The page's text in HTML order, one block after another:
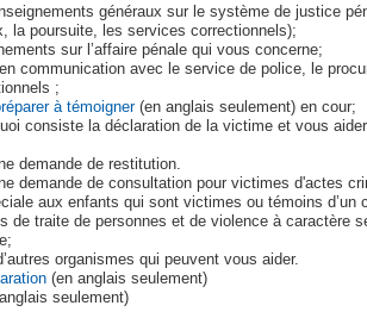
généraux sur le système de justice
la poursuite, les services correctionnels);
sur l’affaire pénale qui vous concerne;
communication avec le service de police, le
;
à témoigner(en anglais seulement) en cour;
consiste la déclaration de la victime et vous
demande de restitution.
demande de consultation pour victimes d'actes
aux enfants qui sont victimes ou témoins d’un
de traite de personnes et de violence à caractère
organismes qui peuvent vous aider.
(en anglais seulement)
seulement)